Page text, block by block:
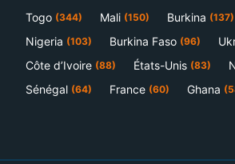
Togo (344) Mali (150) Burkina (137)
Nigeria (103) Burkina Faso (96)
Côte d’Ivoire (88) États-Unis (83)
Sénégal (64) France (60) Ghana